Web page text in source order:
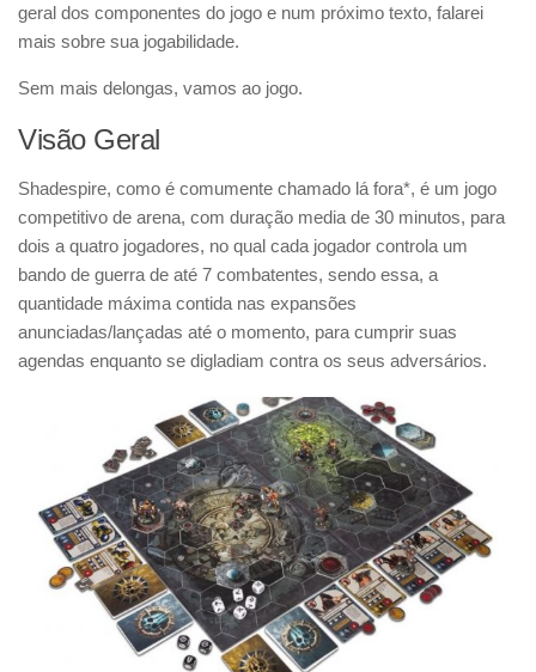
geral dos componentes do jogo e num próximo texto, falarei
mais sobre sua jogabilidade.
Sem mais delongas, vamos ao jogo.
Visão Geral
Shadespire, como é comumente chamado lá fora*, é um jogo
competitivo de arena, com duração media de 30 minutos, para
dois a quatro jogadores, no qual cada jogador controla um
bando de guerra de até 7 combatentes, sendo essa, a
quantidade máxima contida nas expansões
anunciadas/lançadas até o momento, para cumprir suas
agendas enquanto se digladiam contra os seus adversários.